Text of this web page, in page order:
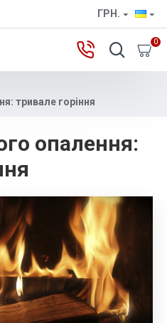
ГРН.
0
тривале горіння
опалення: